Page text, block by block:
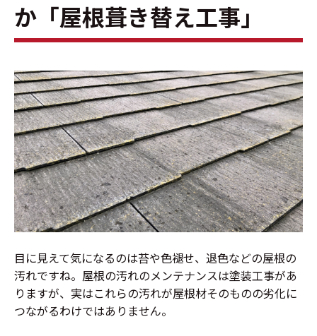
か「屋根葺き替え工事」
目に見えて気になるのは苔や色褪せ、退色などの屋根の
汚れですね。屋根の汚れのメンテナンスは塗装工事があ
りますが、実はこれらの汚れが屋根材そのものの劣化に
つながるわけではありません。